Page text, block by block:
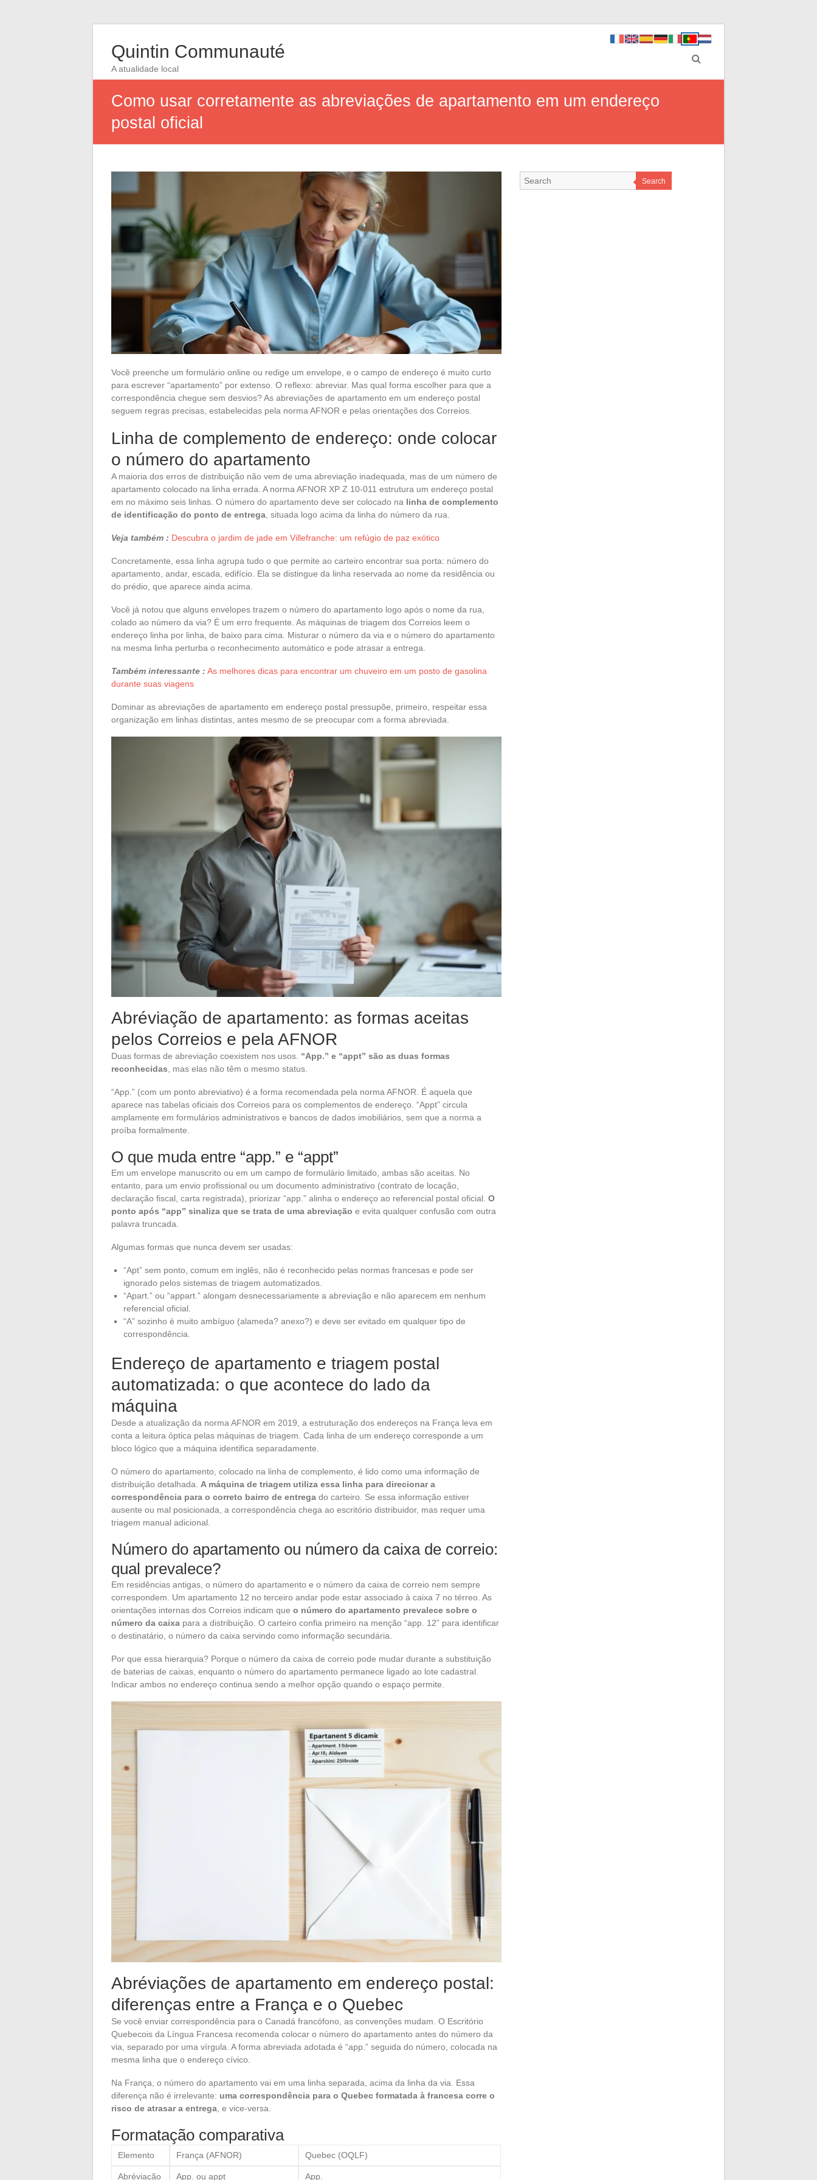
Quintin Communauté
A atualidade local
Como usar corretamente as abreviações de apartamento em um endereço
postal oficial
Você preenche um formulário online ou redige um envelope, e o campo de endereço é muito curto
para escrever “apartamento” por extenso. O reflexo: abreviar. Mas qual forma escolher para que a
correspondência chegue sem desvios? As abreviações de apartamento em um endereço postal
seguem regras precisas, estabelecidas pela norma AFNOR e pelas orientações dos Correios.
Linha de complemento de endereço: onde colocar
o número do apartamento
A maioria dos erros de distribuição não vem de uma abreviação inadequada, mas de um número de
apartamento colocado na linha errada. A norma AFNOR XP Z 10-011 estrutura um endereço postal
em no máximo seis linhas. O número do apartamento deve ser colocado na linha de complemento
de identificação do ponto de entrega , situada logo acima da linha do número da rua.
Veja também : Descubra o jardim de jade em Villefranche: um refúgio de paz exótico
Concretamente, essa linha agrupa tudo o que permite ao carteiro encontrar sua porta: número do
apartamento, andar, escada, edifício. Ela se distingue da linha reservada ao nome da residência ou
do prédio, que aparece ainda acima.
Você já notou que alguns envelopes trazem o número do apartamento logo após o nome da rua,
colado ao número da via? É um erro frequente. As máquinas de triagem dos Correios leem o
endereço linha por linha, de baixo para cima. Misturar o número da via e o número do apartamento
na mesma linha perturba o reconhecimento automático e pode atrasar a entrega.
Também interessante : As melhores dicas para encontrar um chuveiro em um posto de gasolina
durante suas viagens
Dominar as abreviações de apartamento em endereço postal pressupõe, primeiro, respeitar essa
organização em linhas distintas, antes mesmo de se preocupar com a forma abreviada.
Abréviação de apartamento: as formas aceitas
pelos Correios e pela AFNOR
Duas formas de abreviação coexistem nos usos. “App.” e “appt” são as duas formas
reconhecidas, mas elas não têm o mesmo status.
“App.” (com um ponto abreviativo) é a forma recomendada pela norma AFNOR. É aquela que
aparece nas tabelas oficiais dos Correios para os complementos de endereço. “Appt” circula
amplamente em formulários administrativos e bancos de dados imobiliários, sem que a norma a
proíba formalmente.
O que muda entre “app.” e “appt”
Em um envelope manuscrito ou em um campo de formulário limitado, ambas são aceitas. No
entanto, para um envio profissional ou um documento administrativo (contrato de locação,
declaração fiscal, carta registrada), priorizar “app.” alinha o endereço ao referencial postal oficial. O
ponto após “app” sinaliza que se trata de uma abreviação e evita qualquer confusão com outra
palavra truncada.
Algumas formas que nunca devem ser usadas:
“Apt” sem ponto, comum em inglês, não é reconhecido pelas normas francesas e pode ser
ignorado pelos sistemas de triagem automatizados.
“Apart.” ou “appart.” alongam desnecessariamente a abreviação e não aparecem em nenhum
referencial oficial.
“A” sozinho é muito ambíguo (alameda? anexo?) e deve ser evitado em qualquer tipo de
correspondência.
Endereço de apartamento e triagem postal
automatizada: o que acontece do lado da
máquina
Desde a atualização da norma AFNOR em 2019, a estruturação dos endereços na França leva em
conta a leitura óptica pelas máquinas de triagem. Cada linha de um endereço corresponde a um
bloco lógico que a máquina identifica separadamente.
O número do apartamento, colocado na linha de complemento, é lido como uma informação de
distribuição detalhada. A máquina de triagem utiliza essa linha para direcionar a
correspondência para o correto bairro de entrega do carteiro. Se essa informação estiver
ausente ou mal posicionada, a correspondência chega ao escritório distribuidor, mas requer uma
triagem manual adicional.
Número do apartamento ou número da caixa de correio:
qual prevalece?
Em residências antigas, o número do apartamento e o número da caixa de correio nem sempre
correspondem. Um apartamento 12 no terceiro andar pode estar associado à caixa 7 no térreo. As
orientações internas dos Correios indicam que o número do apartamento prevalece sobre o
número da caixa para a distribuição. O carteiro confia primeiro na menção “app. 12” para identificar
o destinatário, o número da caixa servindo como informação secundária.
Por que essa hierarquia? Porque o número da caixa de correio pode mudar durante a substituição
de baterias de caixas, enquanto o número do apartamento permanece ligado ao lote cadastral.
Indicar ambos no endereço continua sendo a melhor opção quando o espaço permite.
Abréviações de apartamento em endereço postal:
diferenças entre a França e o Quebec
Se você enviar correspondência para o Canadá francófono, as convenções mudam. O Escritório
Quebecois da Língua Francesa recomenda colocar o número do apartamento antes do número da
via, separado por uma vírgula. A forma abreviada adotada é “app.” seguida do número, colocada na
mesma linha que o endereço cívico.
Na França, o número do apartamento vai em uma linha separada, acima da linha da via. Essa
diferença não é irrelevante: uma correspondência para o Quebec formatada à francesa corre o
risco de atrasar a entrega , e vice-versa.
Formatação comparativa
Elemento França (AFNOR) Quebec (OQLF)
Abréviação App. ou appt App.
Search